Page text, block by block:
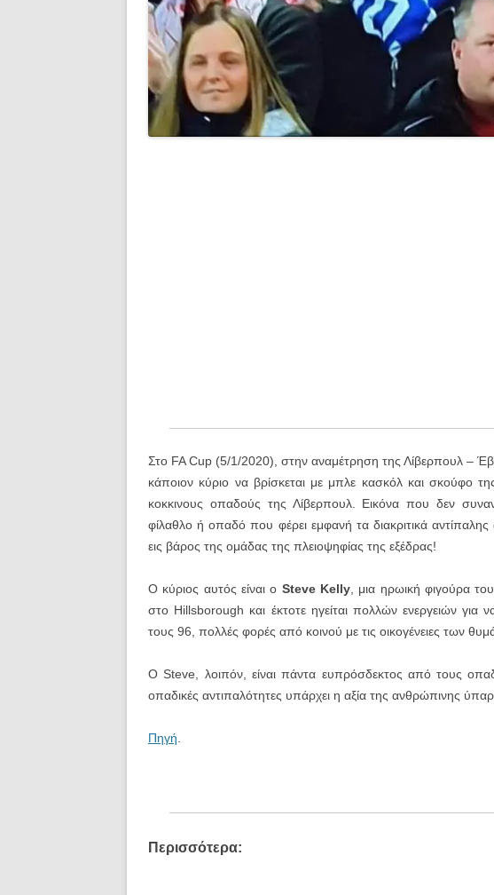
Στο FA Cup (5/1/2020), στην αναμέτρηση της Λίβερπουλ –
κάποιον κύριο να βρίσκεται με μπλε κασκόλ και σκούφο
κοκκινους οπαδούς της Λίβερπουλ. Εικόνα που δεν
φίλαθλο ή οπαδό που φέρει εμφανή τα διακριτικά αντίπαλης
εις βάρος της ομάδας της πλειοψηφίας της εξέδρας!
Ο κύριος αυτός είναι ο Steve Kelly , μια ηρωική φιγούρα
στο Hillsborough και έκτοτε ηγείται πολλών ενεργειών για
τους 96, πολλές φορές από κοινού με τις οικογένειες των
Ο Steve, λοιπόν, είναι πάντα ευπρόσδεκτος από τους
οπαδικές αντιπαλότητες υπάρχει η αξία της ανθρώπινης
Πηγή
Περισσότερα: